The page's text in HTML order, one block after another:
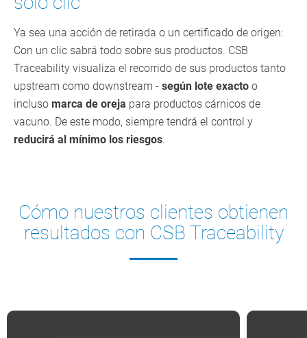
Ya sea una acción de retirada o un certificado de origen:
Con un clic sabrá todo sobre sus productos. CSB
Traceability visualiza el recorrido de sus productos tanto
upstream como downstream - según lote exacto o
incluso marca de oreja para productos cárnicos de
vacuno. De este modo, siempre tendrá el control y
reducirá al mínimo los riesgos.
Cómo nuestros clientes obtienen
resultados con CSB Traceability